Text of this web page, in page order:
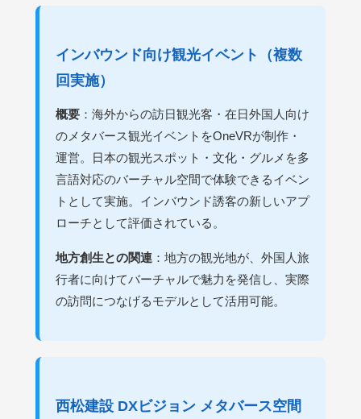
インバウンド向け観光イベント（複数
回実施）
概要 ：海外からの訪日観光客・在日外国人向け
のメタバース観光イベントをOneVRが制作・
運営。日本の観光スポット・文化・グルメを多
言語対応のバーチャル空間で体験できるイベン
トとして実施。インバウンド誘客の新しいアプ
ローチとして評価されている。
地方創生との関連 ：地方の観光地が、外国人旅
行者に向けてバーチャルで魅力を発信し、実際
の訪問につなげるモデルとして活用可能。
西松建設 DXビジョン メタバース空間